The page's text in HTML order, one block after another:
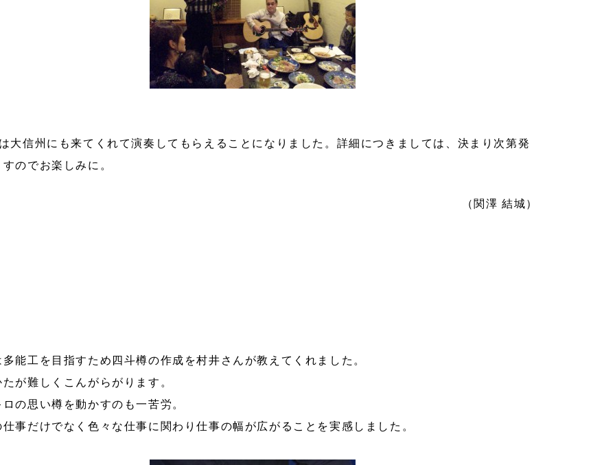
大信州にも来てくれて演奏してもらえることになりました。詳細につきましては、決まり次第発
のでお楽しみに。
（関澤 結城）
能工を目指すため四斗樽の作成を村井さんが教えてくれました。
が難しくこんがらがります。
ロの思い樽を動かすのも一苦労。
事だけでなく色々な仕事に関わり仕事の幅が広がることを実感しました。